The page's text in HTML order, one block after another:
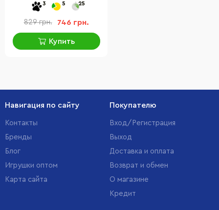
259 деталей
3 5 25
829 грн. 746 грн.
Купить
Навигация по сайту
Контакты
Бренды
Блог
Игрушки оптом
Карта сайта
Покупателю
Вход/Регистрация
Выход
Доставка и оплата
Возврат и обмен
О магазине
Кредит